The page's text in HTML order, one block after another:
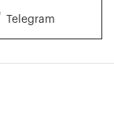
Telegram